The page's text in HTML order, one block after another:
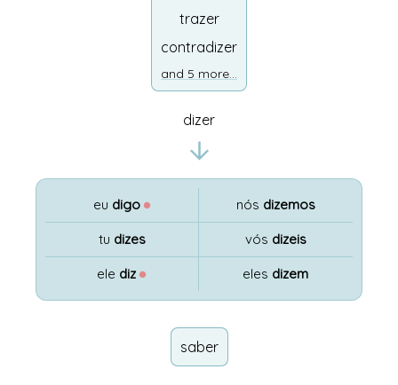
trazer
contradizer
and 5 more...
dizer
eu digo ●
tu dizes
ele diz ●
nós dizemos
vós dizeis
eles dizem
saber